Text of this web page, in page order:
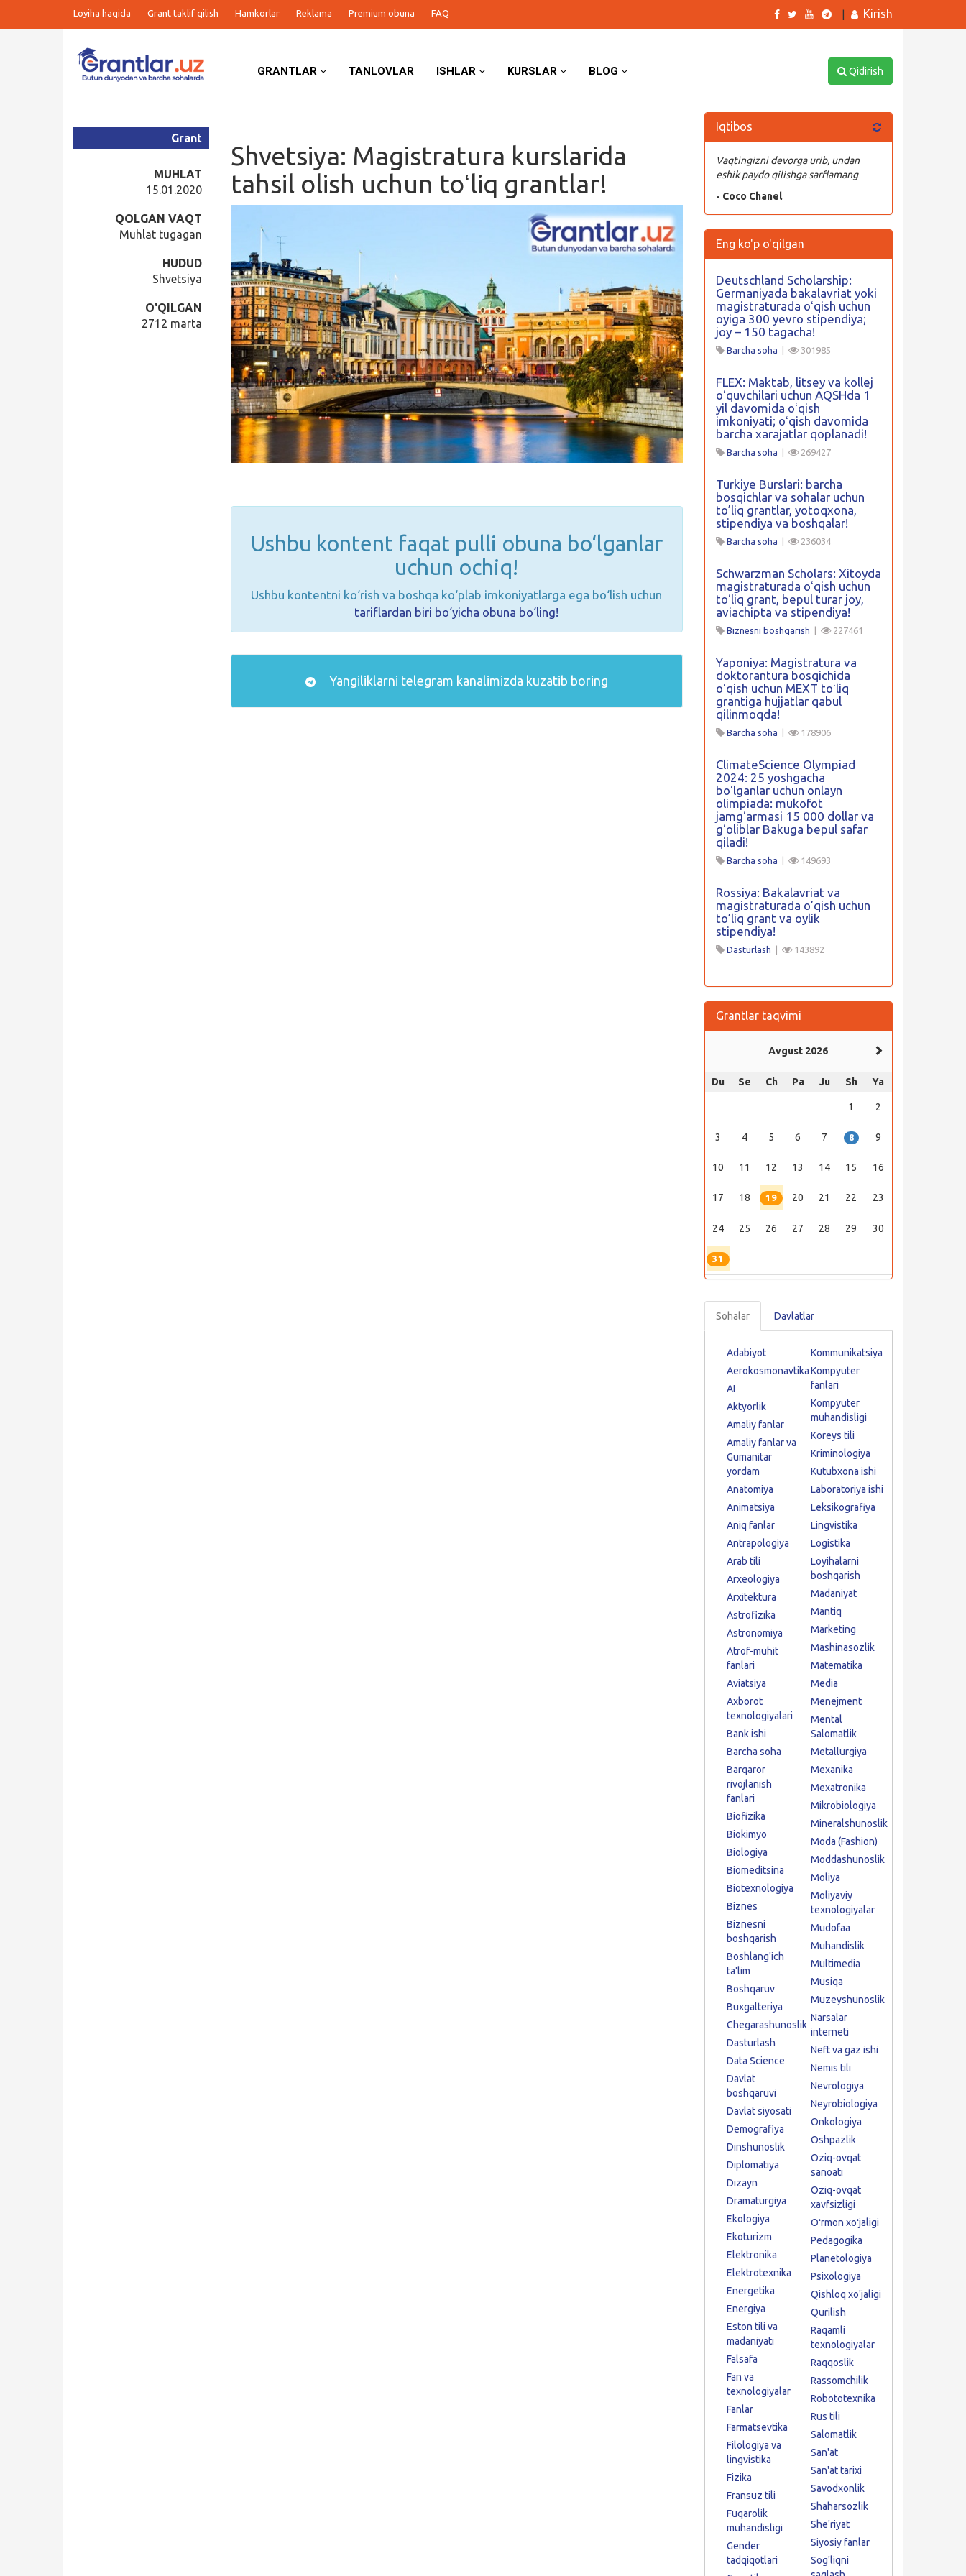
Loyiha haqida Grant taklif qilish Hamkorlar Reklama Premium obuna FAQ Kirish
GRANTLAR TANLOVLAR ISHLAR KURSLAR BLOG Qidirish
Shvetsiya: Magistratura kurslarida
tahsil olish uchun toʻliq grantlar!
Grant
MUHLAT
15.01.2020
QOLGAN VAQT
Muhlat tugagan
HUDUD
Shvetsiya
O'QILGAN
2712 marta
Ushbu kontent faqat pulli obuna bo‘lganlar
uchun ochiq!
Ushbu kontentni ko‘rish va boshqa ko‘plab imkoniyatlarga ega bo‘lish uchun
tariflardan biri bo‘yicha obuna bo‘ling!
Yangiliklarni telegram kanalimizda kuzatib boring
Iqtibos
Vaqtingizni devorga urib, undan
eshik paydo qilishga sarflamang
- Coco Chanel
Eng ko'p o'qilgan
Deutschland Scholarship:
Germaniyada bakalavriat yoki
magistraturada oʻqish uchun
oyiga 300 yevro stipendiya;
joy – 150 tagacha!
Barcha soha 301985
FLEX: Maktab, litsey va kollej
oʻquvchilari uchun AQSHda 1
yil davomida oʻqish
imkoniyati; oʻqish davomida
barcha xarajatlar qoplanadi!
Barcha soha 269427
Turkiye Burslari: barcha
bosqichlar va sohalar uchun
to’liq grantlar, yotoqxona,
stipendiya va boshqalar!
Barcha soha 236034
Schwarzman Scholars: Xitoyda
magistraturada oʻqish uchun
toʻliq grant, bepul turar joy,
aviachipta va stipendiya!
Biznesni boshqarish 227461
Yaponiya: Magistratura va
doktorantura bosqichida
oʻqish uchun MEXT toʻliq
grantiga hujjatlar qabul
qilinmoqda!
Barcha soha 178906
ClimateScience Olympiad
2024: 25 yoshgacha
boʻlganlar uchun onlayn
olimpiada: mukofot
jamgʻarmasi 15 000 dollar va
gʻoliblar Bakuga bepul safar
qiladi!
Barcha soha 149693
Rossiya: Bakalavriat va
magistraturada o’qish uchun
to’liq grant va oylik
stipendiya!
Dasturlash 143892
Grantlar taqvimi
Avgust 2026
Du Se Ch Pa Ju Sh Ya
1 2
3 4 5 6 7 8 9
10 11 12 13 14 15 16
17 18 19 20 21 22 23
24 25 26 27 28 29 30
31
Sohalar Davlatlar
Adabiyot
Aerokosmonavtika
AI
Aktyorlik
Amaliy fanlar
Amaliy fanlar va
Gumanitar
yordam
Anatomiya
Animatsiya
Aniq fanlar
Antrapologiya
Arab tili
Arxeologiya
Arxitektura
Astrofizika
Astronomiya
Atrof-muhit
fanlari
Aviatsiya
Axborot
texnologiyalari
Bank ishi
Barcha soha
Barqaror
rivojlanish
fanlari
Biofizika
Biokimyo
Biologiya
Biomeditsina
Biotexnologiya
Biznes
Biznesni
boshqarish
Boshlang'ich
ta'lim
Boshqaruv
Buxgalteriya
Chegarashunoslik
Dasturlash
Data Science
Davlat
boshqaruvi
Davlat siyosati
Demografiya
Dinshunoslik
Diplomatiya
Dizayn
Dramaturgiya
Ekologiya
Ekoturizm
Elektronika
Elektrotexnika
Energetika
Energiya
Eston tili va
madaniyati
Falsafa
Fan va
texnologiyalar
Fanlar
Farmatsevtika
Filologiya va
lingvistika
Fizika
Fransuz tili
Fuqarolik
muhandisligi
Gender
tadqiqotlari
Kommunikatsiya
Kompyuter
fanlari
Kompyuter
muhandisligi
Koreys tili
Kriminologiya
Kutubxona ishi
Laboratoriya ishi
Leksikografiya
Lingvistika
Logistika
Loyihalarni
boshqarish
Madaniyat
Mantiq
Marketing
Mashinasozlik
Matematika
Media
Menejment
Mental
Salomatlik
Metallurgiya
Mexanika
Mexatronika
Mikrobiologiya
Mineralshunoslik
Moda (Fashion)
Moddashunoslik
Moliya
Moliyaviy
texnologiyalar
Mudofaa
Muhandislik
Multimedia
Musiqa
Muzeyshunoslik
Narsalar
interneti
Neft va gaz ishi
Nemis tili
Nevrologiya
Neyrobiologiya
Onkologiya
Oshpazlik
Oziq-ovqat
sanoati
Oziq-ovqat
xavfsizligi
Oʻrmon xoʻjaligi
Pedagogika
Planetologiya
Psixologiya
Qishloq xo'jaligi
Qurilish
Raqamli
texnologiyalar
Raqqoslik
Rassomchilik
Robototexnika
Rus tili
Salomatlik
San'at
San'at tarixi
Savodxonlik
Shaharsozlik
She'riyat
Siyosiy fanlar
Sog'liqni